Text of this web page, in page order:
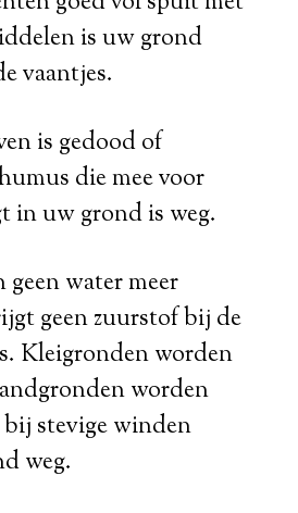
is uw grond
vaantjes.
is gedood of
die mee voor
in uw grond is weg.
water meer
geen zuurstof bij de
Kleigronden worden
worden
stevige winden
weg.